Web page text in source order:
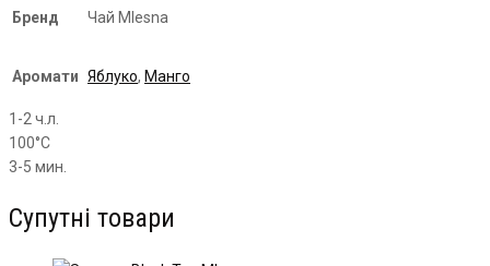
Бренд Чай Mlesna
Аромати Яблуко, Манго
1-2 ч.л.
100°С
3-5 мин.
Супутні товари